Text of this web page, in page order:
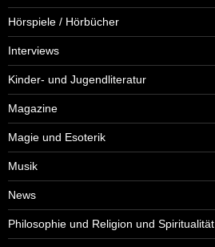
Hörspiele / Hörbücher
Interviews
Kinder- und Jugendliteratur
Magazine
Magie und Esoterik
Musik
News
Philosophie und Religion und Spiritualität